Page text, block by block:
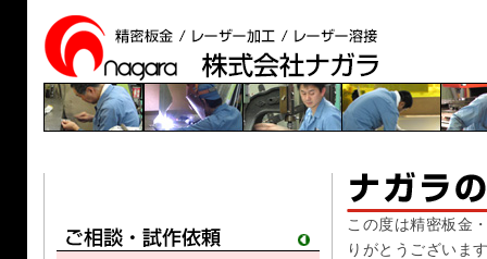
この度は精密板金
りがとうございま